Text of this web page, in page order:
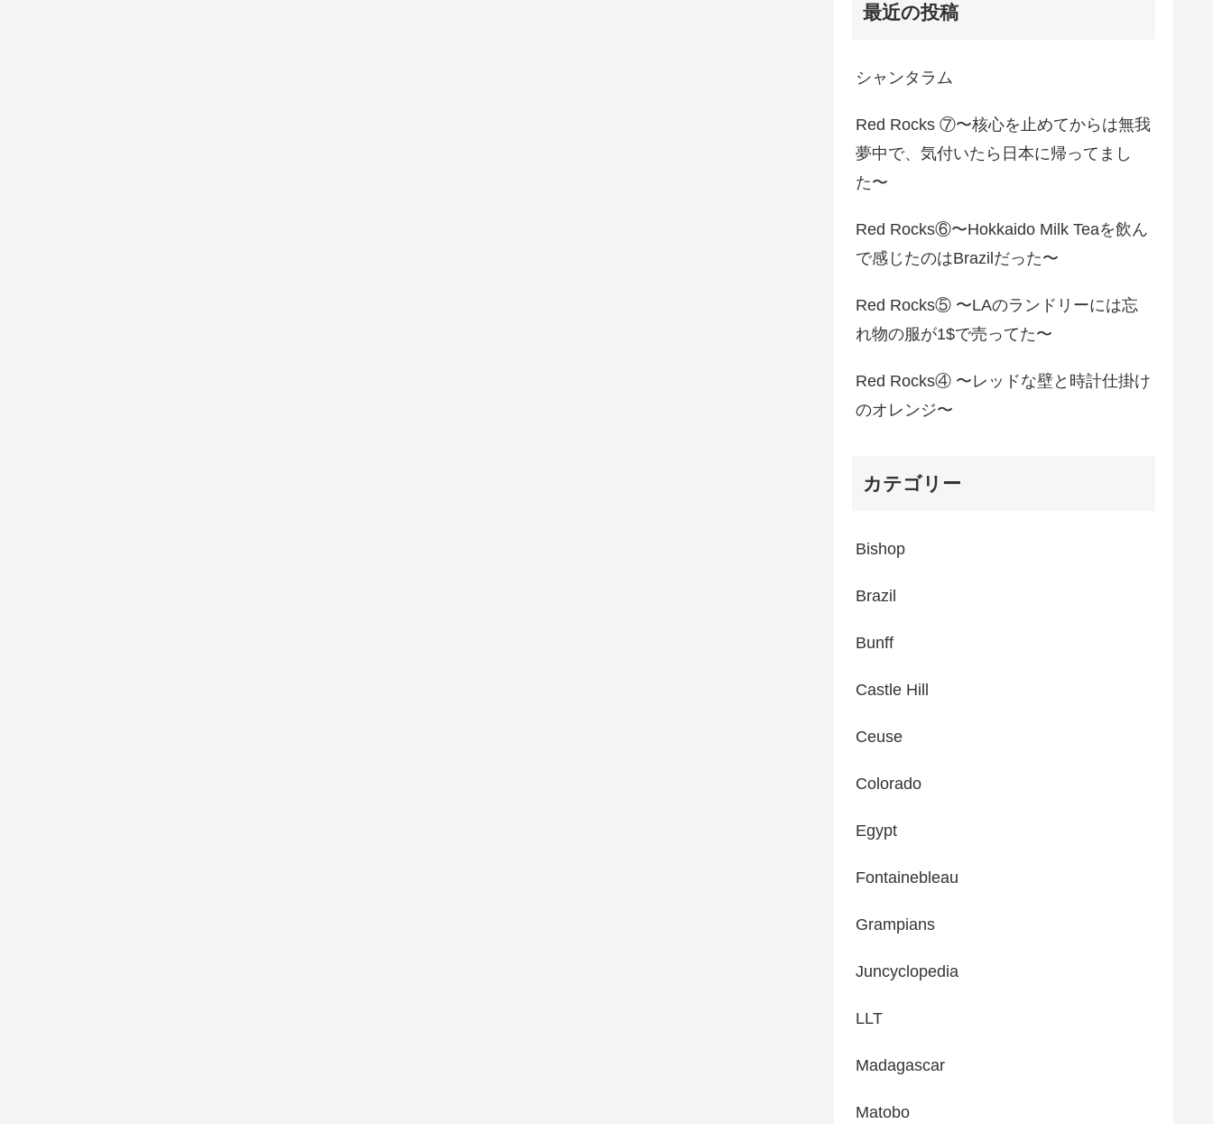
最近の投稿
シャンタラム
Red Rocks ⑦〜核心を止めてからは無我
夢中で、気付いたら日本に帰ってまし
た〜
Red Rocks⑥〜Hokkaido Milk Teaを飲ん
で感じたのはBrazilだった〜
Red Rocks⑤ 〜LAのランドリーには忘
れ物の服が1$で売ってた〜
Red Rocks④ 〜レッドな壁と時計仕掛け
のオレンジ〜
カテゴリー
Bishop
Brazil
Bunff
Castle Hill
Ceuse
Colorado
Egypt
Fontainebleau
Grampians
Juncyclopedia
LLT
Madagascar
Matobo